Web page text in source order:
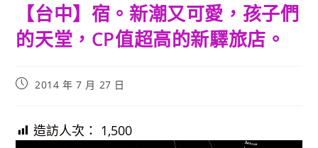
【台中】宿。新潮又可愛，孩子們
的天堂，CP值超高的新驛旅店。
Post2014 年 7 月 27 日
造訪人次： 1,500